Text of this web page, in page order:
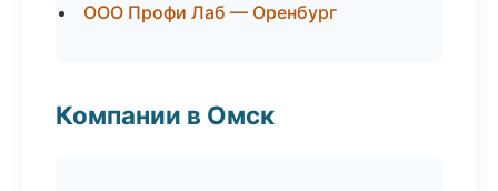
ООО Профи Лаб — Оренбург
Компании в Омск